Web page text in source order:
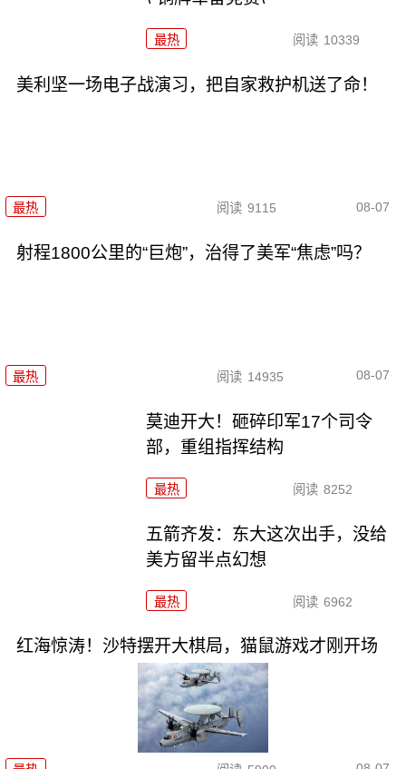
最热 阅读 10339
美利坚一场电子战演习，把自家救护机送了命！
最热 阅读 9115 08-07
射程1800公里的“巨炮”，治得了美军“焦虑”吗？
最热 阅读 14935 08-07
莫迪开大！砸碎印军17个司令
部，重组指挥结构
最热 阅读 8252
五箭齐发：东大这次出手，没给
美方留半点幻想
最热 阅读 6962
红海惊涛！沙特摆开大棋局，猫鼠游戏才刚开场